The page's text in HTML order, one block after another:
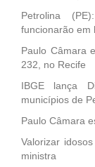
Petrolina
funcionarão em
Paulo Câmara
232, no Recife
IBGE lança
municípios de
Paulo Câmara
Valorizar
ministra